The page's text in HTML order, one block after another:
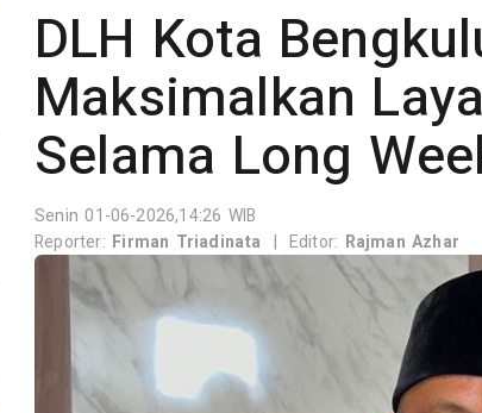
DLH Kota
Maksimalkan
Selama Long
Senin 01-06-2026,14:26 WIB
Reporter: Firman Triadinata | Editor: Rajman Azhar